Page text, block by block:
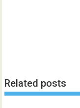
Related posts